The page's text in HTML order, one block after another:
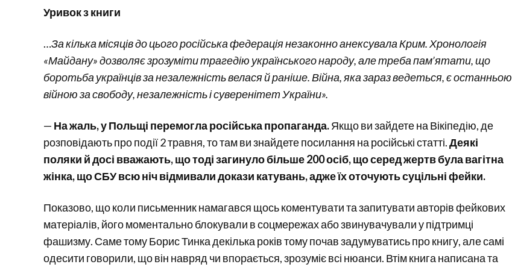
Уривок з книги
…За кілька місяців до цього російська федерація незаконно анексувала Крим. Хронологія
«Майдану» дозволяє зрозуміти трагедію українського народу, але треба пам’ятати, що
боротьба українців за незалежність велася й раніше. Війна, яка зараз ведеться, є останньою
війною за свободу, незалежність і суверенітет України».
— На жаль, у Польщі перемогла російська пропаганда.Якщо ви зайдете на Вікіпедію, де
розповідають про події 2 травня, то там ви знайдете посилання на російські статті.Деякі
поляки й досі вважають, що тоді загинуло більше 200 осіб, що серед жертв була вагітна
жінка, що СБУ всю ніч відмивали докази катувань, адже їх оточують суцільні фейки.
Показово, що коли письменник намагався щось коментувати та запитувати авторів фейкових
матеріалів, його моментально блокували в соцмережах або звинувачували у підтримці
фашизму. Саме тому Борис Тинка декілька років тому почав задумуватись про книгу, але самі
одесити говорили, що він навряд чи впорається, зрозуміє всі нюанси. Втім книга написана та